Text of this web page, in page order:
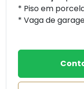
* Piso em
* Vaga de